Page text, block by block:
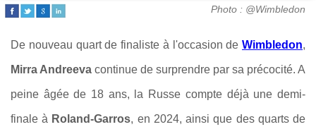
Photo : @Wimbledon
De nouveau quart de finaliste à l'occasion de Wimbledon,
Mirra Andreeva continue de surprendre par sa précocité. A
peine âgée de 18 ans, la Russe compte déjà une demi-
finale à Roland-Garros, en 2024, ainsi que des quarts de